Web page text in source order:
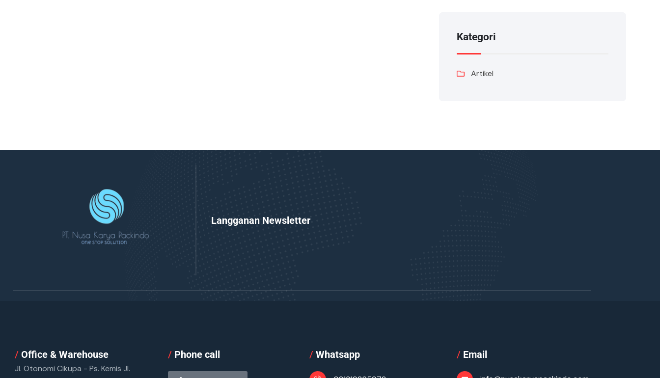
Kategori
Artikel
Langganan Newsletter
/ Office & Warehouse
Jl. Otonomi Cikupa - Ps. Kemis Jl.
/ Phone call /Whatsapp /Email